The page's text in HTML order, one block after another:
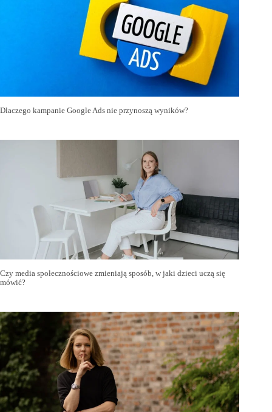
Dlaczego kampanie Google Ads nie przynoszą wyników?
Czy media społecznościowe zmieniają sposób, w jaki dzieci uczą się
mówić?